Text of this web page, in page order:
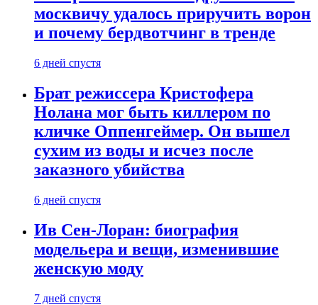
москвичу удалось приручить ворон
и почему бердвотчинг в тренде
6 дней спустя
Брат режиссера Кристофера
Нолана мог быть киллером по
кличке Оппенгеймер. Он вышел
сухим из воды и исчез после
заказного убийства
6 дней спустя
Ив Сен-Лоран: биография
модельера и вещи, изменившие
женскую моду
7 дней спустя